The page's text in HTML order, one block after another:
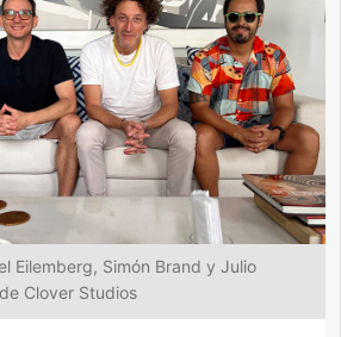
Eilemberg, Simón Brand y Julio
Clover Studios